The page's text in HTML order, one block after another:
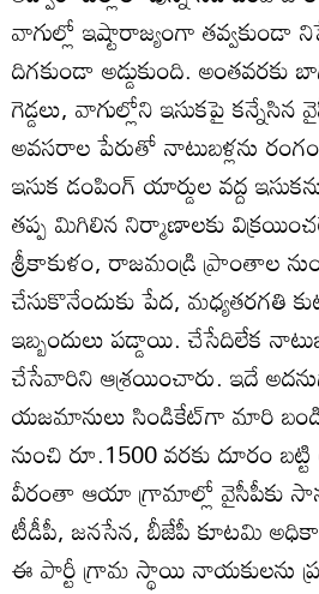
వాగుల్లో ఇష్టారాజ్యంగా తవ్వకుండా
దిగకుండా అడ్డుకుంది. అంతవరకు
గెడ్డలు, వాగుల్లోని ఇసుకపై
అవసరాల పేరుతో నాటుబళ్లను
ఇసుక డంపింగ్‌ యార్డుల వద్ద
తప్ప మిగిలిన నిర్మాణాలకు
శ్రీకాకుళం, రాజమండ్రి ప్రాంతాల
చేసుకొనేందుకు పేద, మధ్యతరగతి
ఇబ్బందులు పడ్డాయి. చేసేదిలేక
చేసేవారిని ఆశ్రయించారు. ఇదే
యజమానులు సిండికేట్‌గా మారి బండి
నుంచి రూ.1500 వరకు దూరం
వీరంతా ఆయా గ్రామాల్లో వైసీపీకు
టీడీపీ, జనసేన, బీజేపీ కూటమి
ఈ పార్టీ గ్రామ స్థాయి నాయకులను